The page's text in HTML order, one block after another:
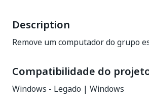
Description
Remove um computador do grupo
Compatibilidade do
Windows - Legado | Windows